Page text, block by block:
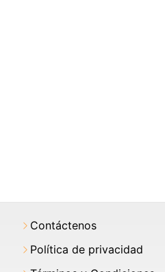
Contáctenos
Política de privacidad